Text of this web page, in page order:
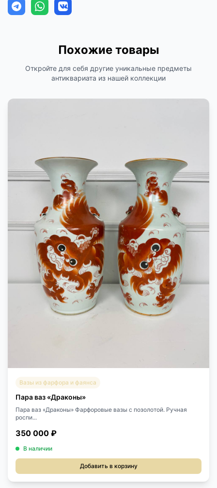
Похожие товары
Откройте для себя другие уникальные предметы
антиквариата из нашей коллекции
Вазы из фарфора и фаянса
Пара ваз «Драконы»
Пара ваз «Драконы» Фарфоровые вазы с позолотой. Ручная
роспи...
350 000 ₽
В наличии
Добавить в корзину